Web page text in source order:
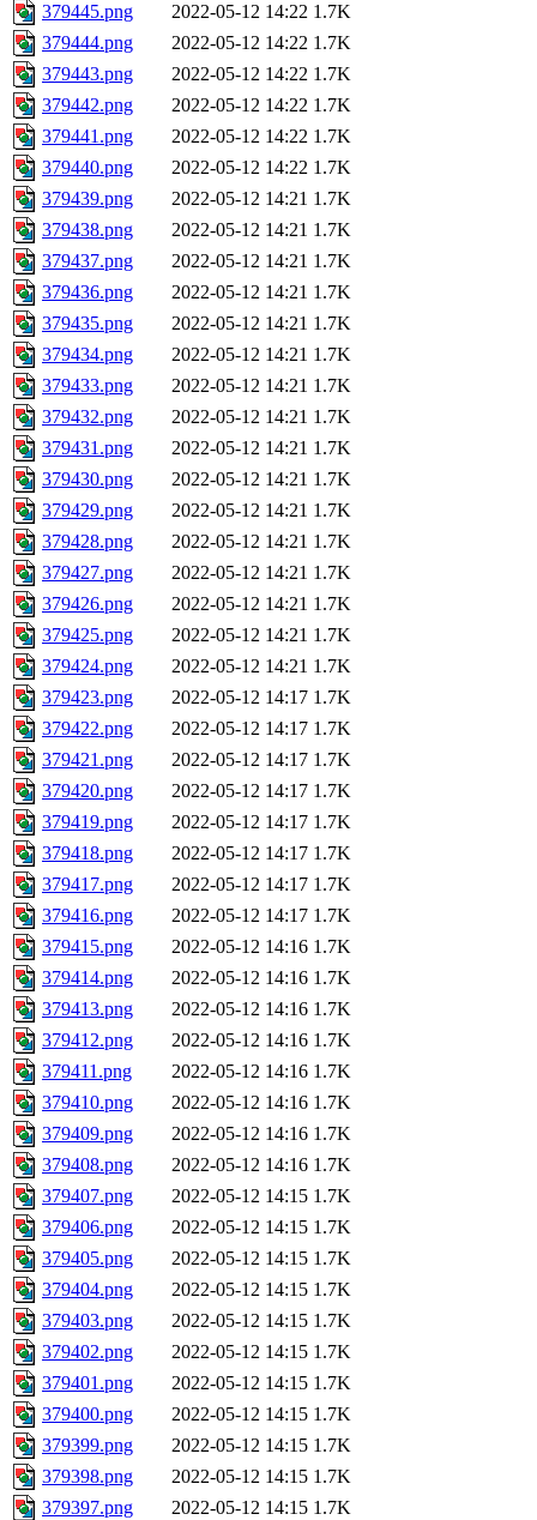
379445.png
2022-05-12 14:22 1.7K
379444.png
2022-05-12 14:22 1.7K
379443.png
2022-05-12 14:22 1.7K
379442.png
2022-05-12 14:22 1.7K
379441.png
2022-05-12 14:22 1.7K
379440.png
2022-05-12 14:22 1.7K
379439.png
2022-05-12 14:21 1.7K
379438.png
2022-05-12 14:21 1.7K
379437.png
2022-05-12 14:21 1.7K
379436.png
2022-05-12 14:21 1.7K
379435.png
2022-05-12 14:21 1.7K
379434.png
2022-05-12 14:21 1.7K
379433.png
2022-05-12 14:21 1.7K
379432.png
2022-05-12 14:21 1.7K
379431.png
2022-05-12 14:21 1.7K
379430.png
2022-05-12 14:21 1.7K
379429.png
2022-05-12 14:21 1.7K
379428.png
2022-05-12 14:21 1.7K
379427.png
2022-05-12 14:21 1.7K
379426.png
2022-05-12 14:21 1.7K
379425.png
2022-05-12 14:21 1.7K
379424.png
2022-05-12 14:21 1.7K
379423.png
2022-05-12 14:17 1.7K
379422.png
2022-05-12 14:17 1.7K
379421.png
2022-05-12 14:17 1.7K
379420.png
2022-05-12 14:17 1.7K
379419.png
2022-05-12 14:17 1.7K
379418.png
2022-05-12 14:17 1.7K
379417.png
2022-05-12 14:17 1.7K
379416.png
2022-05-12 14:17 1.7K
379415.png
2022-05-12 14:16 1.7K
379414.png
2022-05-12 14:16 1.7K
379413.png
2022-05-12 14:16 1.7K
379412.png
2022-05-12 14:16 1.7K
379411.png
2022-05-12 14:16 1.7K
379410.png
2022-05-12 14:16 1.7K
379409.png
2022-05-12 14:16 1.7K
379408.png
2022-05-12 14:16 1.7K
379407.png
2022-05-12 14:15 1.7K
379406.png
2022-05-12 14:15 1.7K
379405.png
2022-05-12 14:15 1.7K
379404.png
2022-05-12 14:15 1.7K
379403.png
2022-05-12 14:15 1.7K
379402.png
2022-05-12 14:15 1.7K
379401.png
2022-05-12 14:15 1.7K
379400.png
2022-05-12 14:15 1.7K
379399.png
2022-05-12 14:15 1.7K
379398.png
2022-05-12 14:15 1.7K
379397.png
2022-05-12 14:15 1.7K